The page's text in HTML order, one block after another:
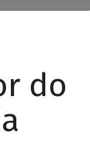
do